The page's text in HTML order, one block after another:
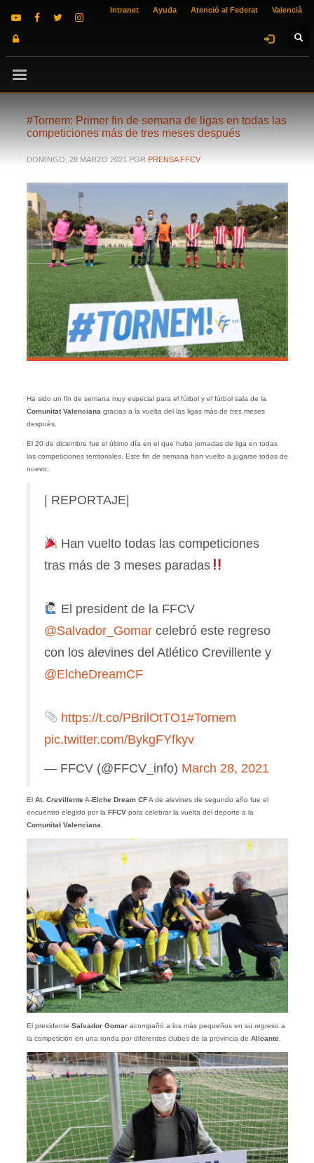
Intranet Ayuda Atenció al Federat Valencià
#Tornem: Primer fin de semana de ligas en todas las
competiciones más de tres meses después
DOMINGO, 28 MARZO 2021 POR PRENSA FFCV
Ha sido un fin de semana muy especial para el fútbol y el fútbol sala de la
Comunitat Valenciana gracias a la vuelta del las ligas más de tres meses
después.
El 20 de diciembre fue el último día en el que hubo jornadas de liga en todas
las competiciones territoriales. Este fin de semana han vuelto a jugarse todas de
nuevo.
| REPORTAJE|
Han vuelto todas las competiciones
tras más de 3 meses paradas
El president de la FFCV
@Salvador_Gomarcelebró este regreso
con los alevines del Atlético Crevillente y
@ElcheDreamCF
https://t.co/PBrilOtTO1#Tornem
pic.twitter.com/BykgFYfkyv
— FFCV (@FFCV_info) March 28, 2021
El At. CrevillenteA-Elche Dream CFA de alevines de segundo año fue el
encuentro elegido por la FFCVpara celebrar la vuelta del deporte a la
Comunitat Valenciana
El presidente Salvador Gomaracompañó a los más pequeños en su regreso a
la competición en una ronda por diferentes clubes de la provincia de Alicante.